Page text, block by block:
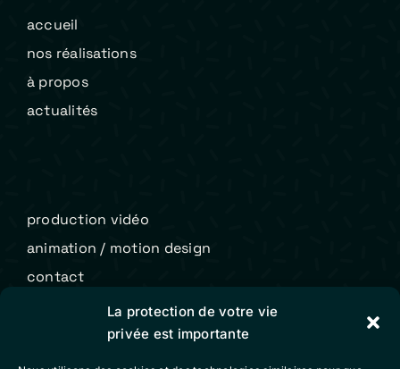
La protection de votre vie
privée est importante
accueil
nos réalisations
à propos
actualités
production vidéo
animation / motion design
contact
Colibri Vidéo